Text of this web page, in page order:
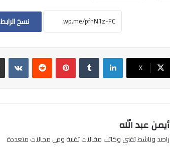
نسخ الرابط
‫X
لينكدإن بينتيريست
أيمن عبد الله
راصد وناشط تقني وكاتب مقالات تقنية وفي مجالات متعددة